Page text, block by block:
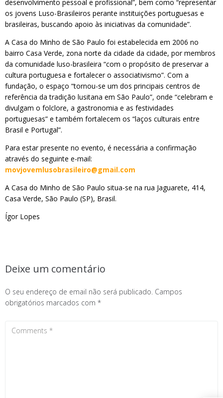
desenvolvimento pessoal e profissional”, bem como “representar
os jovens Luso-Brasileiros perante instituições portuguesas e
brasileiras, buscando apoio às iniciativas da comunidade”.
A Casa do Minho de São Paulo foi estabelecida em 2006 no
bairro Casa Verde, zona norte da cidade da cidade, por membros
da comunidade luso-brasileira “com o propósito de preservar a
cultura portuguesa e fortalecer o associativismo”. Com a
fundação, o espaço “tornou-se um dos principais centros de
referência da tradição lusitana em São Paulo”, onde “celebram e
divulgam o folclore, a gastronomia e as festividades
portuguesas” e também fortalecem os “laços culturais entre
Brasil e Portugal”.
Para estar presente no evento, é necessária a confirmação
através do seguinte e-mail:
movjovemlusobrasileiro@gmail.com
A Casa do Minho de São Paulo situa-se na rua Jaguarete, 414,
Casa Verde, São Paulo (SP), Brasil.
Ígor Lopes
Deixe um comentário
O seu endereço de email não será publicado. Campos
obrigatórios marcados com *